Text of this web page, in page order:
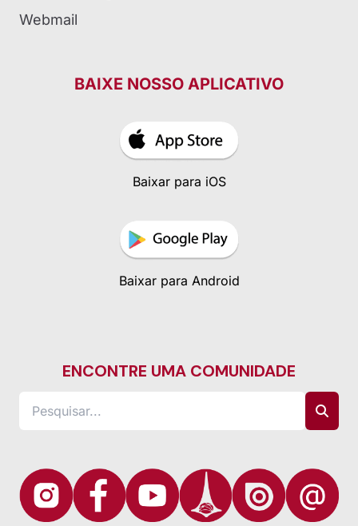
Webmail
BAIXE NOSSO APLICATIVO
Baixar para iOS
Baixar para Android
ENCONTRE UMA COMUNIDADE